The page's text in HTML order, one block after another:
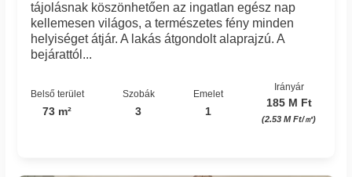
tájolásnak köszönhetően az ingatlan egész nap
kellemesen világos, a természetes fény minden
helyiséget átjár. A lakás átgondolt alaprajzú. A
bejárattól...
Belső terület
73 m²
Szobák
3
Emelet
1
Irányár
185 M Ft
(2.53 M Ft/㎡)